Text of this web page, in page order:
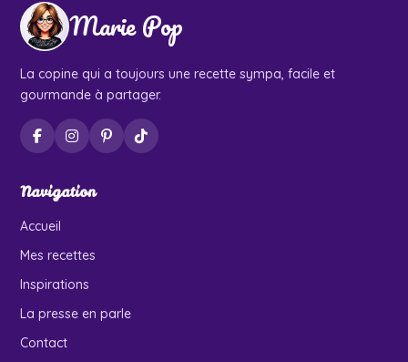
Marie Pop
La copine qui a toujours une recette sympa, facile et
gourmande à partager.
Navigation
Accueil
Mes recettes
Inspirations
La presse en parle
Contact